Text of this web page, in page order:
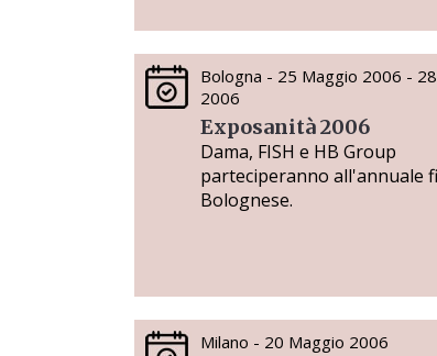
Bologna - 25 Maggio 2006 -
2006
Exposanità 2006
Dama, FISH e HB Group
parteciperanno all'annuale
Bolognese.
Milano - 20 Maggio 2006